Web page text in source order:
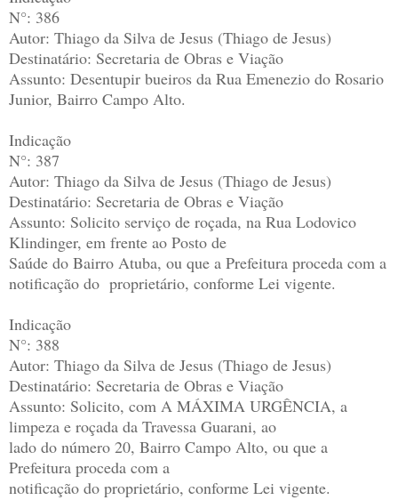
N°: 386
Autor: Thiago da Silva de Jesus (Thiago de Jesus)
Destinatário: Secretaria de Obras e Viação
Assunto: Desentupir bueiros da Rua Emenezio do Rosario
Junior, Bairro Campo Alto.
Indicação
N°: 387
Autor: Thiago da Silva de Jesus (Thiago de Jesus)
Destinatário: Secretaria de Obras e Viação
Assunto: Solicito serviço de roçada, na Rua Lodovico
Klindinger, em frente ao Posto de
Saúde do Bairro Atuba, ou que a Prefeitura proceda com a
notificação do proprietário, conforme Lei vigente.
Indicação
N°: 388
Autor: Thiago da Silva de Jesus (Thiago de Jesus)
Destinatário: Secretaria de Obras e Viação
Assunto: Solicito, com A MÁXIMA URGÊNCIA, a
limpeza e roçada da Travessa Guarani, ao
lado do número 20, Bairro Campo Alto, ou que a
Prefeitura proceda com a
notificação do proprietário, conforme Lei vigente.